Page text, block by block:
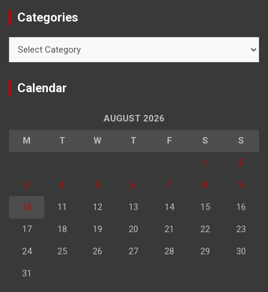
Categories
Calendar
AUGUST 2026
M T W T F S S
1 2
3 4 5 6 7 8 9
10 11 12 13 14 15 16
17 18 19 20 21 22 23
24 25 26 27 28 29 30
31